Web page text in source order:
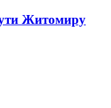
Житомиру